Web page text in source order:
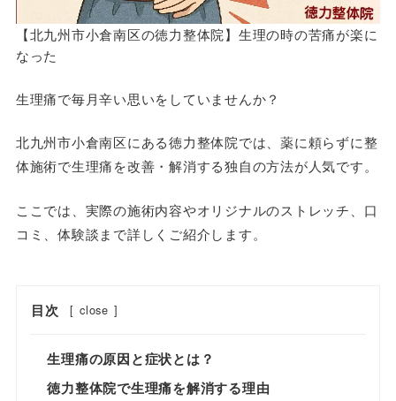
【北九州市小倉南区の徳力整体院】生理の時の苦痛が楽に
なった
生理痛で毎月辛い思いをしていませんか？
北九州市小倉南区にある徳力整体院では、薬に頼らずに整
体施術で生理痛を改善・解消する独自の方法が人気です。
ここでは、実際の施術内容やオリジナルのストレッチ、口
コミ、体験談まで詳しくご紹介します。
目次 [ close ]
生理痛の原因と症状とは？
徳力整体院で生理痛を解消する理由